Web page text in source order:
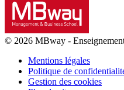
© 2026 MBway -
Mentions légales
Politique de
Gestion des cookies